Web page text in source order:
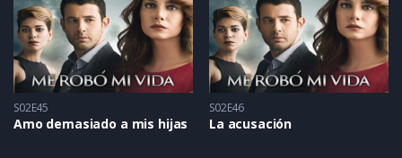
S02E45
Amo demasiado a mis hijas
S02E46
La acusación